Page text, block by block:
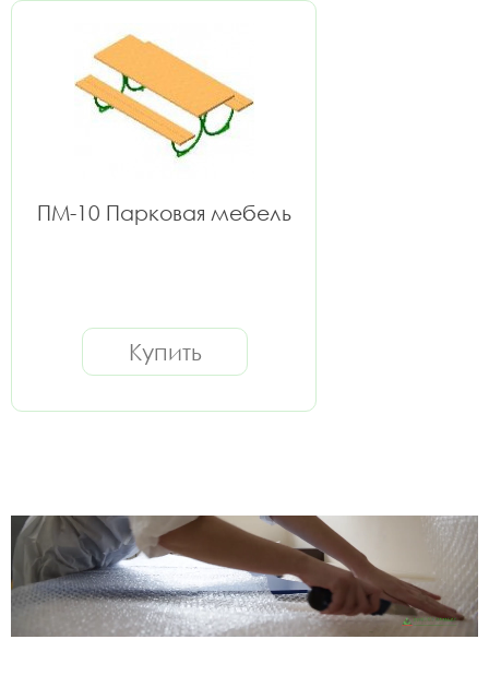
ПМ-10 Парковая мебель
Купить